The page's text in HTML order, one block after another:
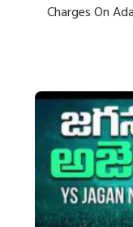
Charges On